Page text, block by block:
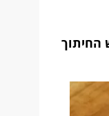
החיתוך